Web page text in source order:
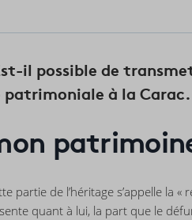
il possible de
patrimoniale à la Carac.
de l’héritage s’appelle la «
quant à lui, la part que le